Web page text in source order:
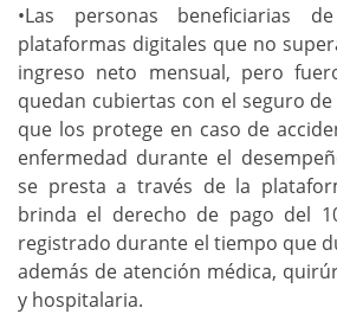
•Las personas beneficiarias
plataformas digitales que no
ingreso neto mensual, pero
quedan cubiertas con el seguro
que los protege en caso de
enfermedad durante el
se presta a través de la
brinda el derecho de pago del
registrado durante el tiempo que
además de atención médica,
y hospitalaria.